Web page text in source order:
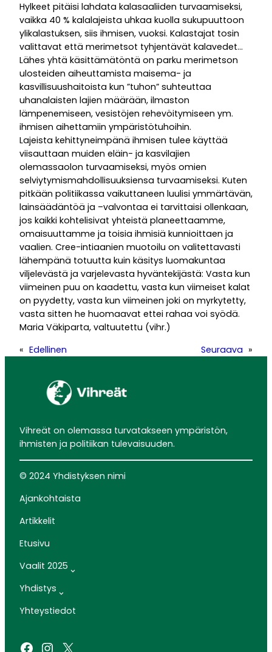
Hylkeet pitäisi lahdata kalasaaliiden turvaamiseksi,
vaikka 40 % kalalajeista uhkaa kuolla sukupuuttoon
ylikalastuksen, siis ihmisen, vuoksi. Kalastajat tosin
valittavat että merimetsot tyhjentävät kalavedet…
Lähes yhtä käsittämätöntä on parku merimetson
ulosteiden aiheuttamista maisema- ja
kasvillisuushaitoista kun ”tuhon” suhteuttaa
uhanalaisten lajien määrään, ilmaston
lämpenemiseen, vesistöjen rehevöitymiseen ym.
ihmisen aihettamiin ympäristötuhoihin.
Lajeista kehittyneimpänä ihmisen tulee käyttää
viisauttaan muiden eläin- ja kasvilajien
olemassaolon turvaamiseksi, myös omien
selviytymismahdollisuuksiensa turvaamiseksi. Kuten
pitkään politiikassa vaikuttaneen luulisi ymmärtävän,
lainsäädäntöä ja –valvontaa ei tarvittaisi ollenkaan,
jos kaikki kohtelisivat yhteistä planeettaamme,
omaisuuttamme ja toisia ihmisiä kunnioittaen ja
vaalien. Cree-intiaanien muotoilu on valitettavasti
lähempänä totuutta kuin käsitys luomakuntaa
viljelevästä ja varjelevasta hyväntekijästä: Vasta kun
viimeinen puu on kaadettu, vasta kun viimeiset kalat
on pyydetty, vasta kun viimeinen joki on myrkytetty,
vasta sitten he huomaavat ettei rahaa voi syödä.
Maria Väkiparta, valtuutettu (vihr.)
« Edellinen Seuraava »
Vihreät on olemassa turvatakseen ympäristön,
ihmisten ja politiikan tulevaisuuden.
© 2024 Yhdistyksen nimi
Ajankohtaista
Artikkelit
Etusivu
Vaalit 2025
Yhdistys
Yhteystiedot
Facebook Instagram X